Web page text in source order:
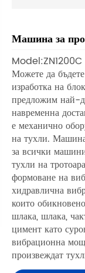
Машина за
Model:ZN1200C
Можете да
изработка на
предложим най-
навременна
е механично
на тухли.
за всички
тухли на
формоване на
хидравлична
които
шлака, шлака,
цимент като
вибрационна
произвеждат